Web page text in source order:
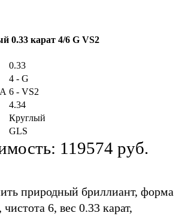
0.33 карат 4/6 G VS2
0.33
4 - G
6 - VS2
4.34
Круглый
GLS
119574 руб.
природный бриллиант, форма
6, вес 0.33 карат,